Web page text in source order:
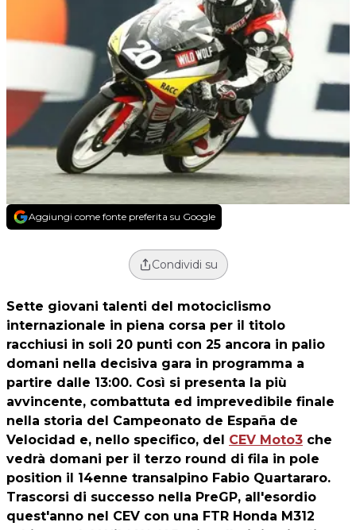
Aggiungi come fonte preferita su Google
Condividi su
Sette giovani talenti del motociclismo
internazionale in piena corsa per il titolo
racchiusi in soli 20 punti con 25 ancora in palio
domani nella decisiva gara in programma a
partire dalle 13:00. Così si presenta la più
avvincente, combattuta ed imprevedibile finale
nella storia del Campeonato de España de
Velocidad e, nello specifico, del CEV Moto3 che
vedrà domani per il terzo round di fila in pole
position il 14enne transalpino Fabio Quartararo.
Trascorsi di successo nella PreGP, all'esordio
quest'anno nel CEV con una FTR Honda M312